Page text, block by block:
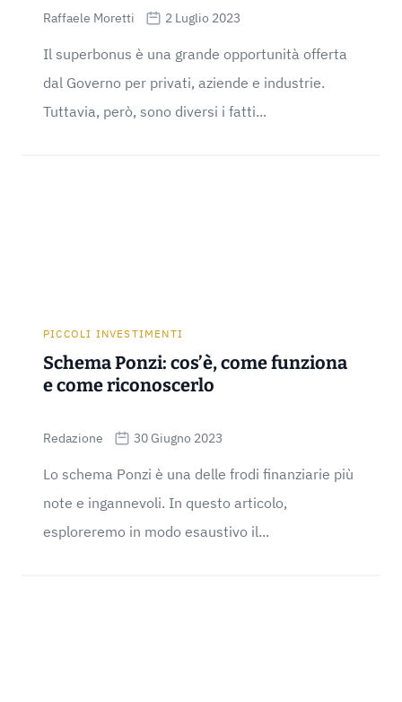
Raffaele Moretti 2 Luglio 2023
Il superbonus è una grande opportunità offerta
dal Governo per privati, aziende e industrie.
Tuttavia, però, sono diversi i fatti...
PICCOLI INVESTIMENTI
Schema Ponzi: cos’è, come funziona
e come riconoscerlo
Redazione 30 Giugno 2023
Lo schema Ponzi è una delle frodi finanziarie più
note e ingannevoli. In questo articolo,
esploreremo in modo esaustivo il...